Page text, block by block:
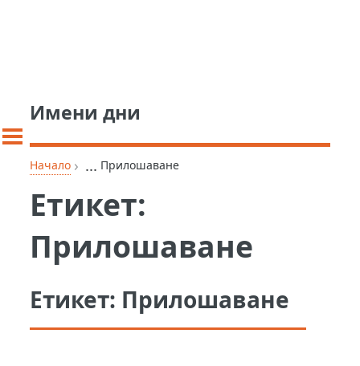
Имени дни
Начало › ... Прилошаване
Етикет:
Прилошаване
Етикет: Прилошаване